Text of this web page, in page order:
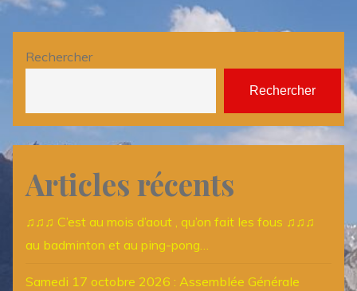
Rechercher
Rechercher
Articles récents
♫♫♫ C’est au mois d’aout , qu’on fait les fous ♫♫♫
au badminton et au ping-pong…
Samedi 17 octobre 2026 : Assemblée Générale